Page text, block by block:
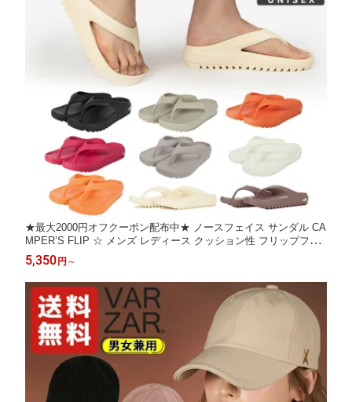
★最大2000円オフクーポン配布中★ ノースフェイス サンダル CA
MPER’S FLIP ☆ メンズ レディース クッション性 フリップフロ
ップ アウトドア 韓国 THE NORTH FACE 【正規品/関税込/送料無
料】
5,350 円 ～